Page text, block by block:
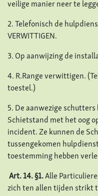
veilige manier neer te
2. Telefonisch de
VERWITTIGEN.
3. Op aanwijzing de
4. R.Range verwittigen.
toestel.)
5. De aanwezige
Schietstand met het oog
incident. Ze kunnen de
tussengekomen
toestemming hebben
Art. 14.§1.Alle
zich ten allen tijden strikt